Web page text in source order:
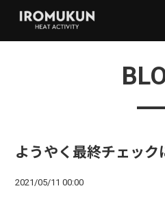
ようやく最終チェック
2021/05/11 00:00